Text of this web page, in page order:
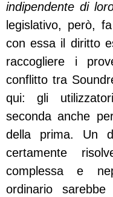
indipendente di
legislativo, però,
con essa il diritto
raccogliere i
conflitto tra
qui: gli
seconda anche
della prima. Un
certamente
complessa e
ordinario